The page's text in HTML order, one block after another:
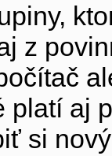
z
platí aj
si